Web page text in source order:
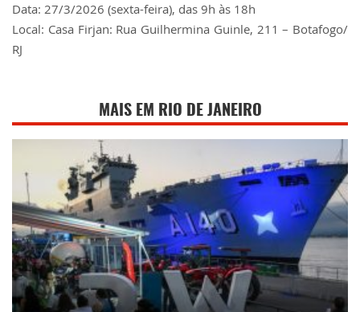
Data: 27/3/2026 (sexta-feira), das 9h às 18h
Local: Casa Firjan: Rua Guilhermina Guinle, 211 – Botafogo/
RJ
MAIS EM RIO DE JANEIRO